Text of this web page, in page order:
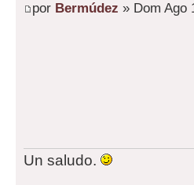
por Bermúdez » Dom Ago
Un saludo.